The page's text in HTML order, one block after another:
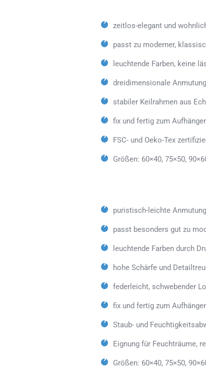
zeitlos-elegant und
passt zu moderner,
leuchtende Farben, keine
dreidimensionale
stabiler Keilrahmen aus
fix und fertig zum
FSC- und Oeko-Tex
Größen: 60×40, 75×50,
puristisch-leichte Anmutung
passt besonders gut zu
leuchtende Farben durch
hohe Schärfe und
federleicht, schwebender
fix und fertig zum
Staub- und
Eignung für Feuchträume,
Größen: 60×40, 75×50,